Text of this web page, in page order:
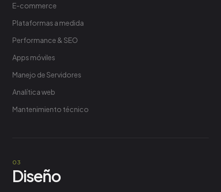
E-commerce
Plataformas a medida
Performance & SEO
Apps móviles
Manejo de Servidores
Analítica web
Mantenimiento técnico
Diseño